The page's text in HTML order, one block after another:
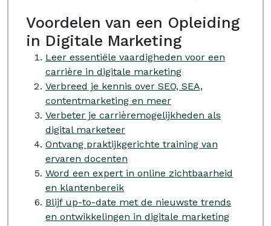
Voordelen van een Opleiding
in Digitale Marketing
Leer essentiële vaardigheden voor een
carrière in digitale marketing
Verbreed je kennis over SEO, SEA,
contentmarketing en meer
Verbeter je carrièremogelijkheden als
digital marketeer
Ontvang praktijkgerichte training van
ervaren docenten
Word een expert in online zichtbaarheid
en klantenbereik
Blijf up-to-date met de nieuwste trends
en ontwikkelingen in digitale marketing